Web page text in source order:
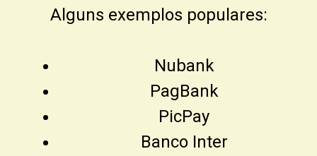
Alguns exemplos populares:
Nubank
PagBank
PicPay
Banco Inter